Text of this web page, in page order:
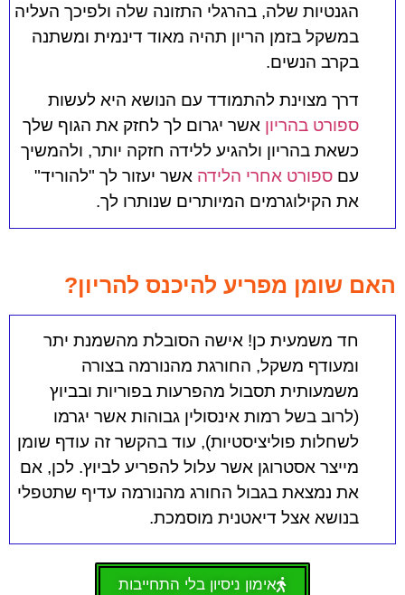
הגנטיות שלה, בהרגלי התזונה שלה ולפיכך העליה
במשקל בזמן הריון תהיה מאוד דינמית ומשתנה
בקרב הנשים.
דרך מצוינת להתמודד עם הנושא היא לעשות
ספורט בהריון אשר יגרום לך לחזק את הגוף שלך
כשאת בהריון ולהגיע ללידה חזקה יותר, ולהמשיך
עם ספורט אחרי הלידה אשר יעזור לך "להוריד"
את הקילוגרמים המיותרים שנותרו לך.
האם שומן מפריע להיכנס להריון?
חד משמעית כן! אישה הסובלת מהשמנת יתר
ומעודף משקל, החורגת מהנורמה בצורה
משמעותית תסבול מהפרעות בפוריות ובביוץ
(לרוב בשל רמות אינסולין גבוהות אשר יגרמו
לשחלות פוליציסטיות), עוד בהקשר זה עודף שומן
מייצר אסטרוגן אשר עלול להפריע לביוץ. לכן, אם
את נמצאת בגבול החורג מהנורמה עדיף שתטפלי
בנושא אצל דיאטנית מוסמכת.
אימון ניסיון בלי התחייבות